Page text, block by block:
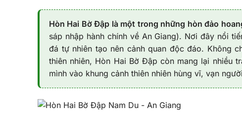
Hòn Hai Bờ Đập là một trong những hòn đảo
sáp nhập hành chính về An Giang). Nơi đây nổi
đá tự nhiên tạo nên cảnh quan độc đáo. Không
thiên nhiên, Hòn Hai Bờ Đập còn mang lại nhiều
mình vào khung cảnh thiên nhiên hùng vĩ, vạn